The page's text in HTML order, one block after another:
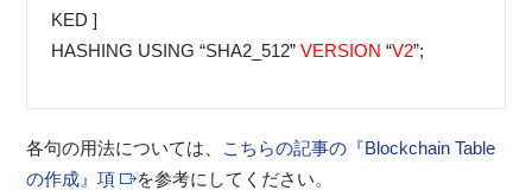
KED ]
HASHING USING “SHA2_512”VERSION “V2”;
各句の用法については、 こちらの記事の『Blockchain Table
の作成』項
を参考にしてください。